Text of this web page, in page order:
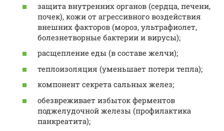
защита внутренних органов (сердца, печени,
почек), кожи от агрессивного воздействия
внешних факторов (мороз, ультрафиолет,
болезнетворные бактерии и вирусы);
расщепление еды (в составе желчи);
теплоизоляция (уменьшает потери тепла);
компонент секрета сальных желез;
обезвреживает избыток ферментов
поджелудочной железы (профилактика
панкреатита);